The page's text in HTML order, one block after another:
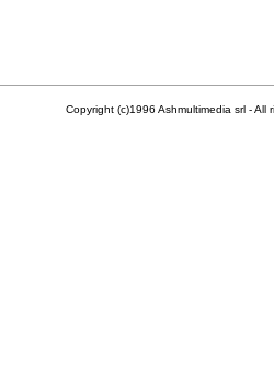
(c)1996 Ashmultimedia srl - All